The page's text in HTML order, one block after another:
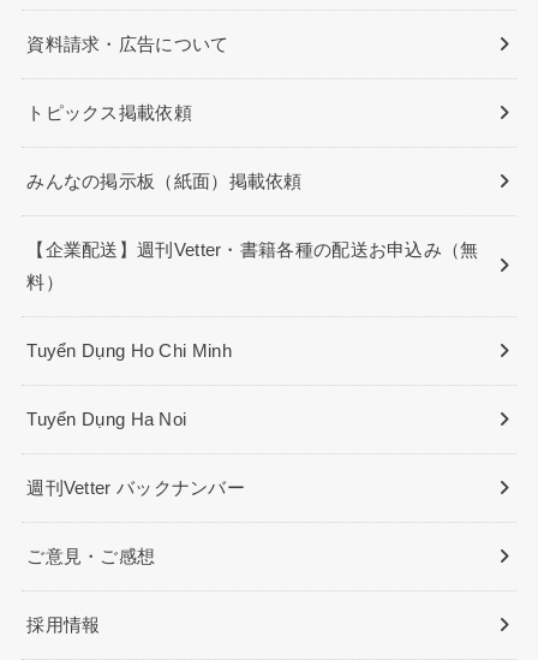
資料請求・広告について
トピックス掲載依頼
みんなの掲示板（紙面）掲載依頼
【企業配送】週刊Vetter・書籍各種の配送お申込み（無
料）
Tuyển Dụng Ho Chi Minh
Tuyển Dụng Ha Noi
週刊Vetter バックナンバー
ご意見・ご感想
採用情報